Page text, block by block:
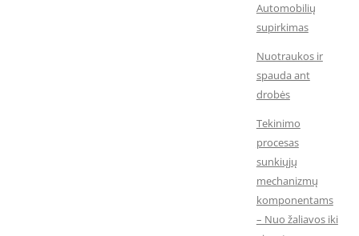
Automobilių
supirkimas
Nuotraukos ir
spauda ant
drobės
Tekinimo
procesas
sunkiųjų
mechanizmų
komponentams
– Nuo žaliavos iki